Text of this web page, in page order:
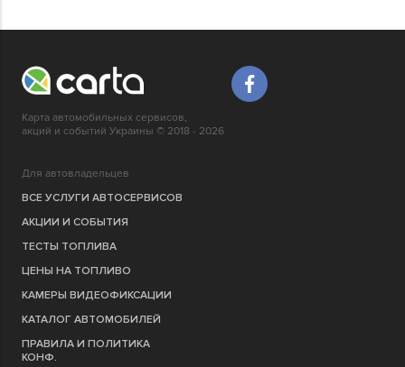
Карта автомобильных сервисов,
акций и событий Украины © 2018 - 2026
Для автовладельцев
ВСЕ УСЛУГИ АВТОСЕРВИСОВ
АКЦИИ И СОБЫТИЯ
ТЕСТЫ ТОПЛИВА
ЦЕНЫ НА ТОПЛИВО
КАМЕРЫ ВИДЕОФИКСАЦИИ
КАТАЛОГ АВТОМОБИЛЕЙ
ПРАВИЛА И ПОЛИТИКА
КОНФ.